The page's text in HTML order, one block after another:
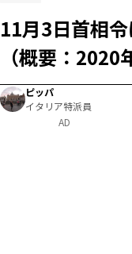
11月3日首相
（概要：2020
ピッパ
イタリア特派員
AD